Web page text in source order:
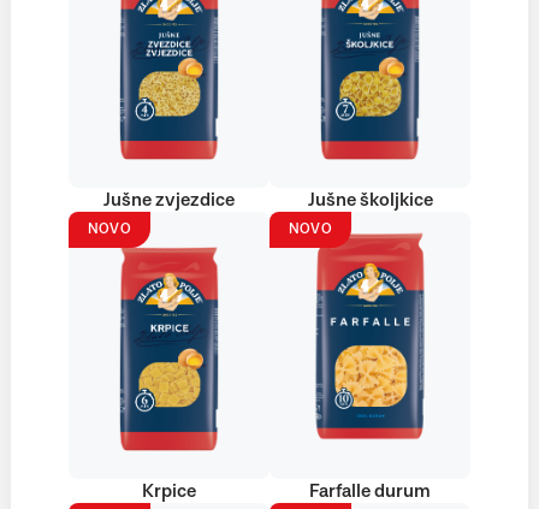
Jušne zvjezdice Jušne školjkice
NOVO
Krpice
NOVO
Farfalle durum